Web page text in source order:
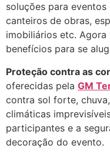
soluções para
canteiros de obras,
imobiliários etc.
benefícios para se
Proteção contra as
oferecidas pela GM
contra sol forte,
climáticas
participantes e a
decoração do evento.